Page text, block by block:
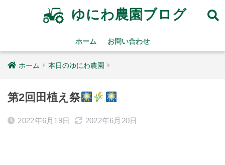
ゆにわ農園ブログ
ホーム お問い合わせ
ホーム 本日のゆにわ農園
第2回田植え祭
2022年6月19日 2022年6月20日